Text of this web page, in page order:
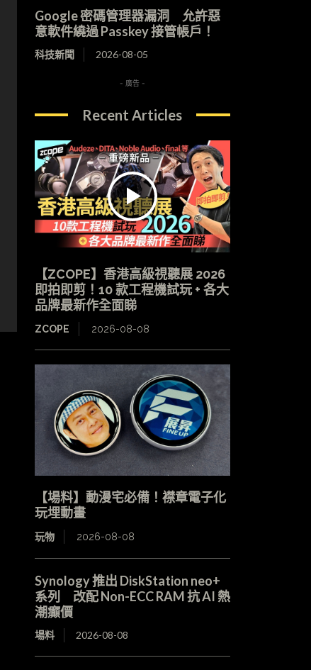
Google 密碼管理器漏洞 允許惡
意軟件繞過 Passkey 接管帳戶！
科技新聞 2026-08-05
- 廣告 -
Recent Articles
【ZCOPE】香港高級視聽展 2026
即拍即剪！10 款工程機試玩 + 各大
品牌最新作全面睇
ZCOPE 2026-08-08
【場料】動漫宅必備！襟章電子化
玩埋動畫
玩物 2026-08-08
Synology 推出 DiskStation neo+
系列 改配 Non-ECC RAM 抗 AI 熱
潮癲價
場料 2026-08-08